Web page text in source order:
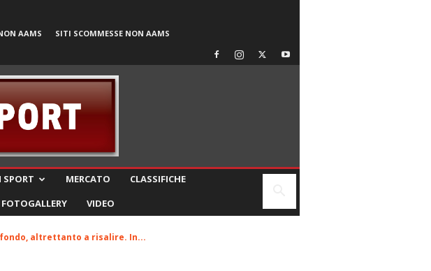
AAMS SITI SCOMMESSE NON AAMS
SPORT MERCATO
CLASSIFICHE
FOTOGALLERY VIDEO
fondo, altrettanto a risalire. In...